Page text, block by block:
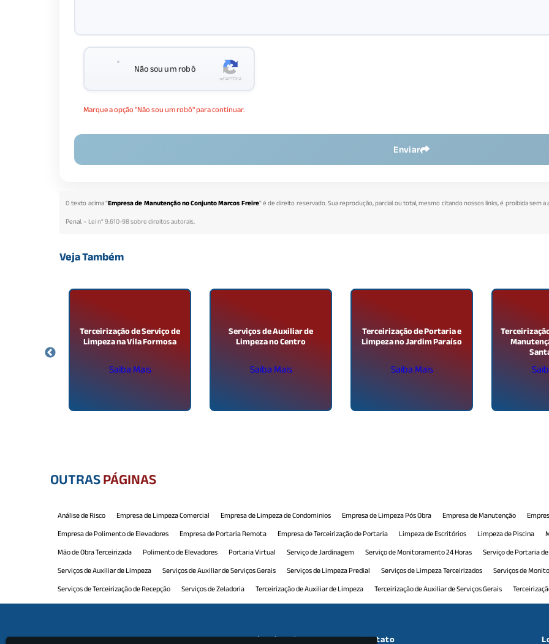
Não sou um robô
Marque a opção "Não sou um robô" para continuar.
Enviar
O texto acima "Empresa de Manutenção no Conjunto Marcos Freire" é de direito reservado. Sua reprodução, parcial ou total, mesmo citando nossos links, é proibida sem
Penal. –Lei n° 9.610-98 sobre direitos autorais.
Veja Também
Terceirização de Serviço de
Limpeza na Vila Formosa
Saiba Mais
Serviços de Auxiliar de
Limpeza no Centro
Saiba Mais
Terceirização de Portaria e
Limpeza no Jardim Paraíso
Saiba Mais
OUTRASPÁGINAS
Análise de Risco Empresa de Limpeza Comercial Empresa de Limpeza de Condominios Empresa de Limpeza Pós Obra Empresa de Manutenção
Empresa de Polimento de Elevadores
Empresa de Portaria Remota Empresa de Terceirização de Portaria Limpeza de Escritórios Limpeza de Piscina
Mão de Obra Terceirizada
Polimento de Elevadores Portaria Virtual Serviço de Jardinagem Serviço de Monitoramento 24 Horas Serviço de Portaria
Serviços de Auxiliar de Limpeza
Serviços de Auxiliar de Serviços Gerais Serviços de Limpeza Predial Serviços de Limpeza Terceirizados Serviços de
Serviços de Terceirização de Recepção
Serviços de Zeladoria Terceirização de Auxiliar de Limpeza Terceirização de Auxiliar de Serviços Gerais
Terceirização de Limpeza e Conservação
Terceirização de Manutenção Comercial Terceirização de Manutenção Predial Terceirização de Monitoramento
Institucional Contato